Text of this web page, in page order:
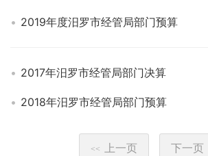
2019年度汨罗市经管局部门预算
2017年汨罗市经管局部门决算
2018年汨罗市经管局部门预算
<< 上一页 下一页